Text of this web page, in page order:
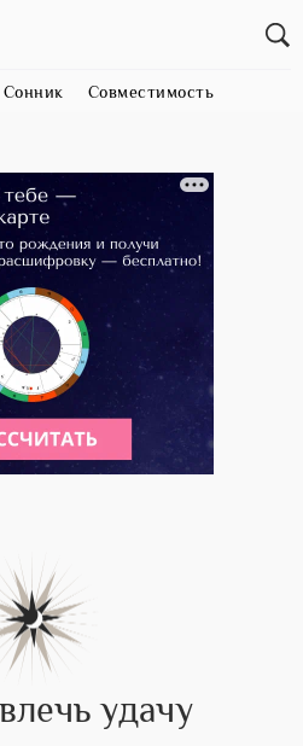
Сонник Совместимость
удачу